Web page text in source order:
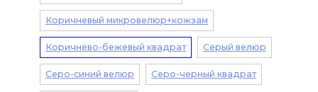
Коричневый микровелюр+кожзам
Коричнево-бежевый квадрат Серый велюр
Серо-синий велюр Серо-черный квадрат